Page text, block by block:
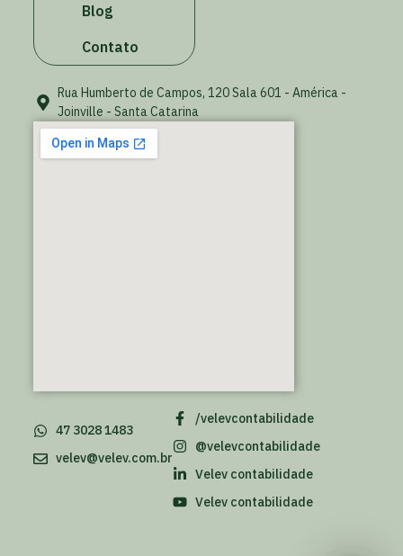
Blog
Contato
Rua Humberto de Campos, 120 Sala 601 - América -
Joinville - Santa Catarina
/velevcontabilidade
@velevcontabilidade
Velev contabilidade
Velev contabilidade
47 3028 1483
velev@velev.com.br